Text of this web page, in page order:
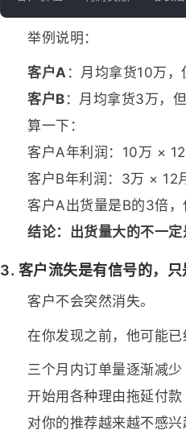
举例说明：
客户A ：月均拿货10万
客户B ：月均拿货3万，
算一下：
客户A年利润：10万 ×
客户B年利润：3万 × 12
客户A出货量是B的3倍
结论：出货量大的不一定
3. 客户流失是有信号的，只
客户不会突然消失。
在你发现之前，他可能已
三个月内订单量逐渐减少
开始用各种理由拖延付款
对你的推荐越来越不感兴